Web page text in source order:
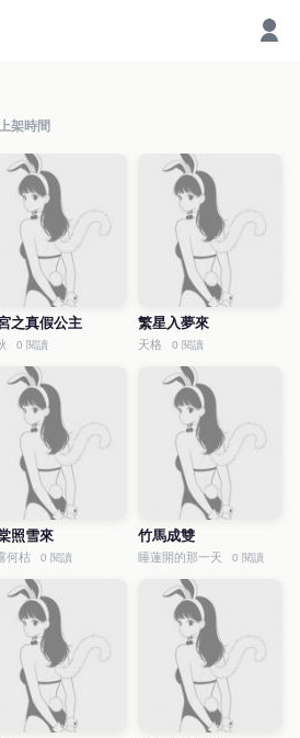
架時間
之真假公主
0 閱讀
繁星入夢來
天格 0 閱讀
照雪來
何枯 0 閱讀
竹馬成雙
睡蓮開的那一天 0 閱讀